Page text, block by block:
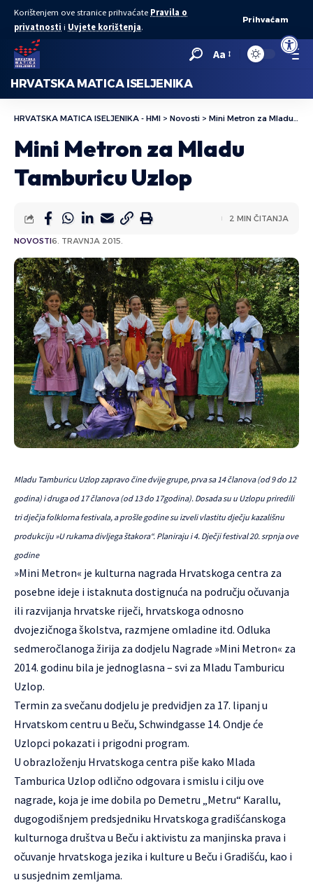
Open
Korištenjem ove stranice prihvaćate Pravila o
privatnosti i Uvjete korištenja.
Prihvaćam
Aa
HRVATSKA MATICA ISELJENIKA
HRVATSKA MATICA ISELJENIKA - HMI > Novosti > Mini Metron za Mladu Tamburicu Uzlop
Mini Metron za Mladu
Tamburicu Uzlop
NOVOSTI6. TRAVNJA 2015.
2 MIN ČITANJA
Mladu Tamburicu Uzlop zapravo čine dvije grupe, prva sa 14 članova (od 9 do 12
godina) i druga od 17 članova (od 13 do 17godina). Dosada su u Uzlopu priredili
tri dječja folklorna festivala, a prošle godine su izveli vlastitu dječju kazališnu
produkciju »U rukama divljega štakora“. Planiraju i 4. Dječji festival 20. srpnja ove
godine
»Mini Metron« je kulturna nagrada Hrvatskoga centra za
posebne ideje i istaknuta dostignuća na području očuvanja
ili razvijanja hrvatske riječi, hrvatskoga odnosno
dvojezičnoga školstva, razmjene omladine itd. Odluka
sedmeročlanoga žirija za dodjelu Nagrade »Mini Metron« za
2014. godinu bila je jednoglasna – svi za Mladu Tamburicu
Uzlop.
Termin za svečanu dodjelu je predviđjen za 17. lipanj u
Hrvatskom centru u Beču, Schwindgasse 14. Ondje će
Uzlopci pokazati i prigodni program.
U obrazloženju Hrvatskoga centra piše kako Mlada
Tamburica Uzlop odlično odgovara i smislu i cilju ove
nagrade, koja je ime dobila po Demetru „Metru“ Karallu,
dugogodišnjem predsjedniku Hrvatskoga gradišćanskoga
kulturnoga društva u Beču i aktivistu za manjinska prava i
očuvanje hrvatskoga jezika i kulture u Beču i Gradišću, kao i
u susjednim zemljama.